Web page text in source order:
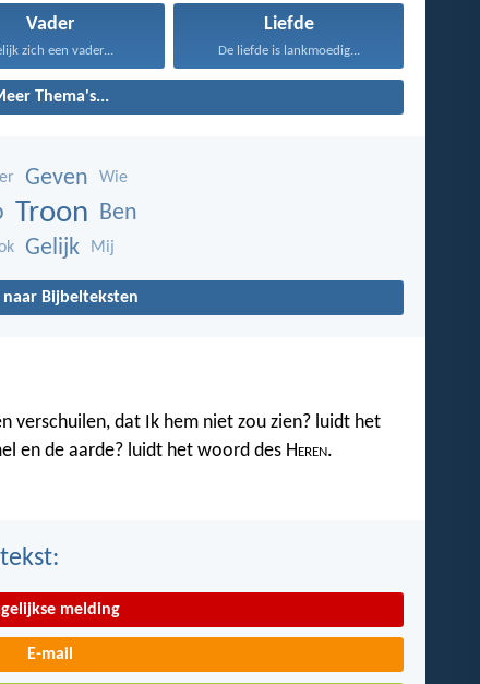
Vader
zich een vader...
Liefde
De liefde is lankmoedig...
Thema's...
Geven Wie
Troon Ben
Gelijk Mij
naar Bijbelteksten
verschuilen, dat Ik hem niet zou zien? luidt het
en de aarde? luidt het woord des Heren.
melding
E-mail